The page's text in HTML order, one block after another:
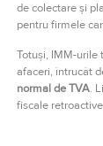
de colectare și
pentru firmele
Totuși, IMM-urile
afaceri, întrucât
normal de TVA.
fiscale